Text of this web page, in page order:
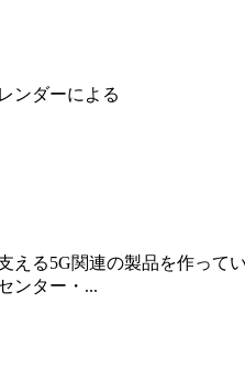
ンダーによる
える5G関連の製品を作っ
ンター・...